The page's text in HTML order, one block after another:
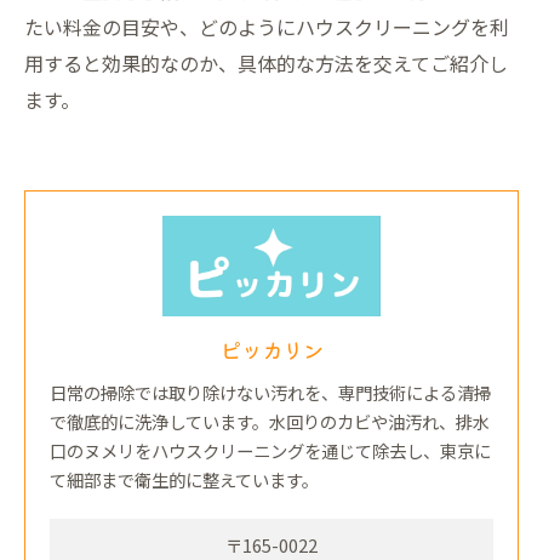
たい料金の目安や、どのようにハウスクリーニングを利
用すると効果的なのか、具体的な方法を交えてご紹介し
ます。
ピッカリン
日常の掃除では取り除けない汚れを、専門技術による清掃
で徹底的に洗浄しています。水回りのカビや油汚れ、排水
口のヌメリをハウスクリーニングを通じて除去し、東京に
て細部まで衛生的に整えています。
〒165-0022